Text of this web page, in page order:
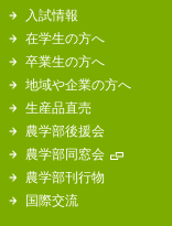
入試情報
在学生の方へ
卒業生の方へ
地域や企業の方へ
生産品直売
農学部後援会
農学部同窓会
農学部刊行物
国際交流